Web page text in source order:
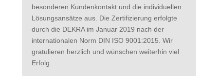
besonderen Kundenkontakt und die individuellen
Lösungsansätze aus. Die Zertifizierung erfolgte
durch die DEKRA im Januar 2019 nach der
internationalen Norm DIN ISO 9001:2015. Wir
gratulieren herzlich und wünschen weiterhin viel
Erfolg.